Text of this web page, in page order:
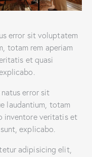
error sit voluptatem
totam rem aperiam
et quasi
error sit
laudantium, totam
inventore veritatis et
explicabo.
adipisicing elit,